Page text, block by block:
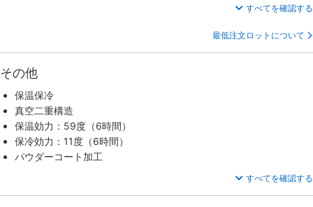
すべてを確認する
最低注文ロットについて
その他
保温保冷
真空二重構造
保温効力：59度（6時間）
保冷効力：11度（6時間）
パウダーコート加工
すべてを確認する